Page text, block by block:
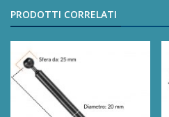
PRODOTTI CORRELATI